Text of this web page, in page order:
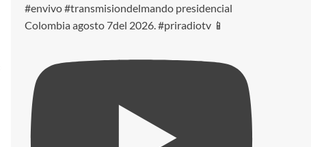
#envivo #transmisiondelmando presidencial
Colombia agosto 7del 2026. #priradiotv 📱